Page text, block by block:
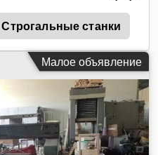
Строгальные станки
Малое объявление